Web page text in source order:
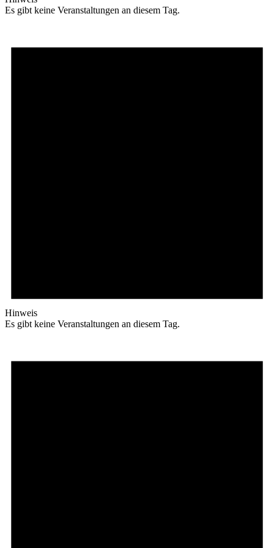
Es gibt keine Veranstaltungen an diesem Tag.
Hinweis
Es gibt keine Veranstaltungen an diesem Tag.